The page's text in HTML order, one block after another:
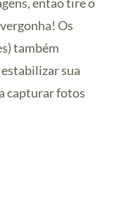
Os
também
sua
capturar fotos